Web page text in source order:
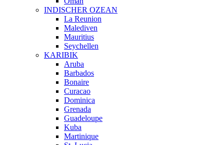
INDISCHER OZEAN
La Reunion
Malediven
Mauritius
Seychellen
KARIBIK
Aruba
Barbados
Bonaire
Curacao
Dominica
Grenada
Guadeloupe
Kuba
Martinique